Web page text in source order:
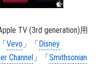
TV (3rd generation)用
Vevo 」「Disney
Channel 」「Smithsonian